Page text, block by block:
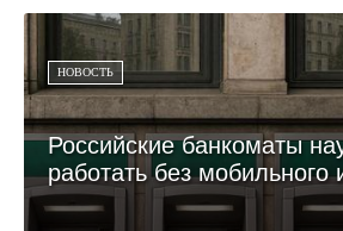
НОВОСТЬ
Российские банкоматы
работать без мобильного